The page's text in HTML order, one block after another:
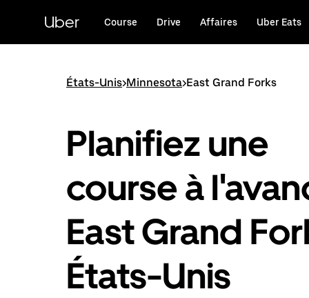
principal
Uber Course Drive Affaires Uber Eats
États-Unis>Minnesota>East Grand Forks
Planifiez une
course à
East Grand
États-Unis